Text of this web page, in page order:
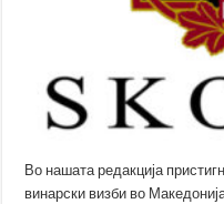
Во нашата редакција
винарски визби во